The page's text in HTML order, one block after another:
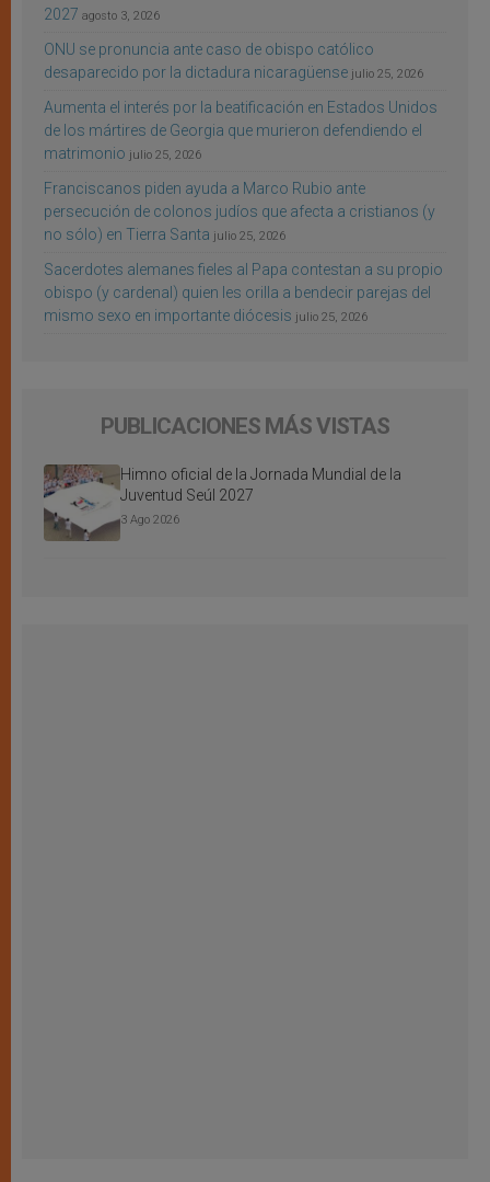
2027 agosto 3, 2026
ONU se pronuncia ante caso de obispo católico
desaparecido por la dictadura nicaragüense julio 25, 2026
Aumenta el interés por la beatificación en Estados Unidos
de los mártires de Georgia que murieron defendiendo el
matrimonio julio 25, 2026
Franciscanos piden ayuda a Marco Rubio ante
persecución de colonos judíos que afecta a cristianos (y
no sólo) en Tierra Santa julio 25, 2026
Sacerdotes alemanes fieles al Papa contestan a su propio
obispo (y cardenal) quien les orilla a bendecir parejas del
mismo sexo en importante diócesis julio 25, 2026
PUBLICACIONES MÁS VISTAS
Himno oficial de la Jornada Mundial de la
Juventud Seúl 2027
3 Ago 2026